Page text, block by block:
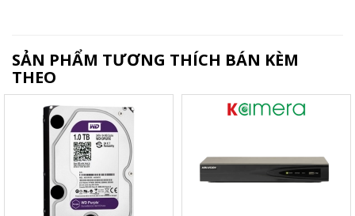
SẢN PHẨM TƯƠNG THÍCH BÁN KÈM
THEO